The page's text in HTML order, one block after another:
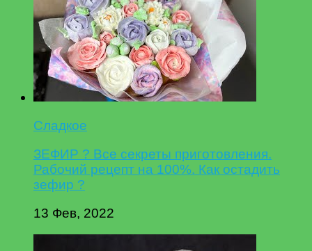
Сладкое
ЗЕФИР ? Все секреты приготовления.
Рабочий рецепт на 100%. Как остадить
зефир ?
13 Фев, 2022